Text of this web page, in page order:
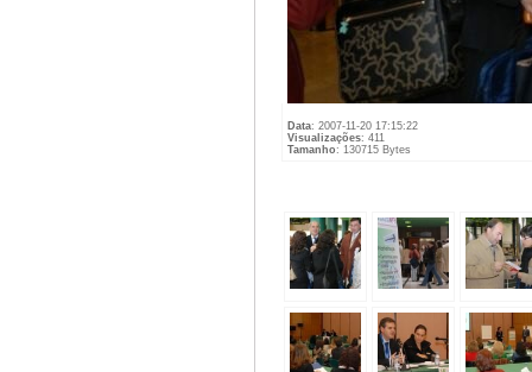
Data: 2007-11-20 17:15:22
Visualizações: 411
Tamanho: 130715 Bytes